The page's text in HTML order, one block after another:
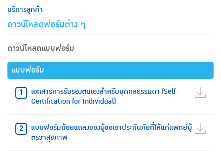
บริการลูกค้า
ดาวน์โหลดฟอร์มต่าง ๆ
ดาวน์โหลดแบบฟอร์ม
แบบฟอร์ม
เอกสารการรับรองตนเองสำหรับบุคคลธรรมดา (Self-
Certification for Individual)
แบบฟอร์มถ้อยแถลงของผู้ขอเอาประกันภัยที่ให้แก่แพทย์ผู้
ตรวจสุขภาพ